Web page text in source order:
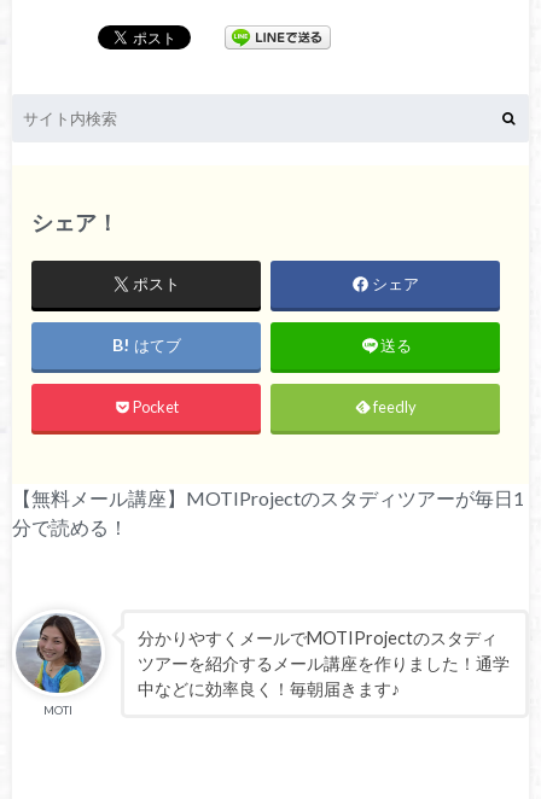
シェア！
ポスト シェア
はてブ 送る
Pocket feedly
【無料メール講座】MOTIProjectのスタディツアーが毎日1
分で読める！
MOTI
分かりやすくメールでMOTIProjectのスタディ
ツアーを紹介するメール講座を作りました！通学
中などに効率良く！毎朝届きます♪